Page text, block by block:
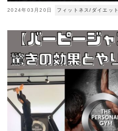
2024年03月20日 フィットネス/ダイエット